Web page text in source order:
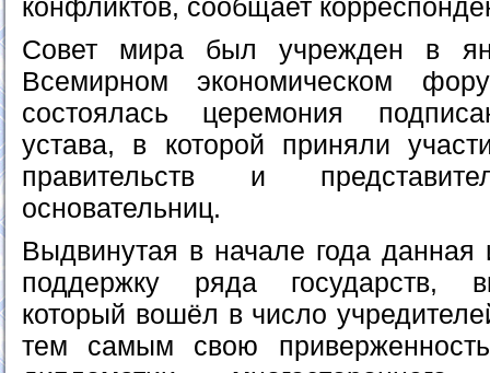
конфликтов, сообщает
Совет мира был учрежден в
Всемирном экономическом
состоялась церемония
устава, в которой приняли
правительств и
основательниц.
Выдвинутая в начале года данная
поддержку ряда государств,
который вошёл в число
тем самым свою